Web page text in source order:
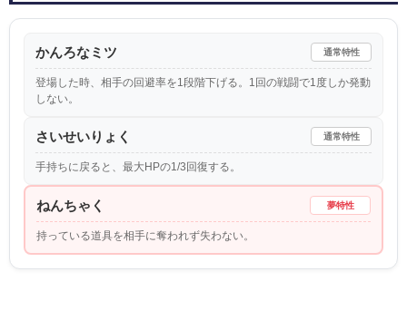
かんろなミツ 通常特性
登場した時、相手の回避率を1段階下げる。1回の戦闘で1度しか発動
しない。
さいせいりょく 通常特性
手持ちに戻ると、最大HPの1/3回復する。
ねんちゃく 夢特性
持っている道具を相手に奪われず失わない。